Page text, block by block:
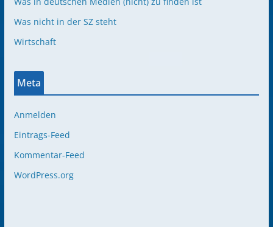
Was nicht in der SZ steht
Wirtschaft
Meta
Anmelden
Eintrags-Feed
Kommentar-Feed
WordPress.org